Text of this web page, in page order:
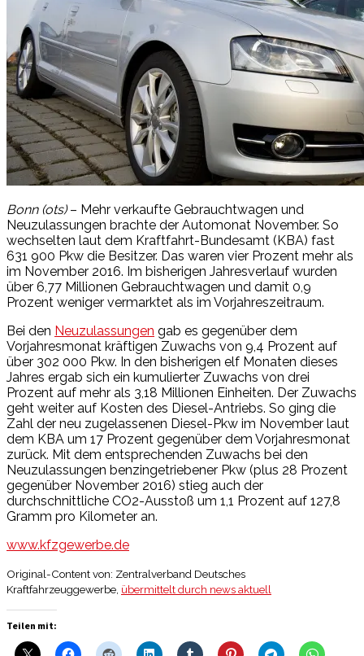
Bonn (ots)– Mehr verkaufte Gebrauchtwagen und
Neuzulassungen brachte der Automonat November. So
wechselten laut dem Kraftfahrt-Bundesamt (KBA) fast
631 900 Pkw die Besitzer. Das waren vier Prozent mehr als
im November 2016. Im bisherigen Jahresverlauf wurden
über 6,77 Millionen Gebrauchtwagen und damit 0,9
Prozent weniger vermarktet als im Vorjahreszeitraum.
Bei den Neuzulassungen gab es gegenüber dem
Vorjahresmonat kräftigen Zuwachs von 9,4 Prozent auf
über 302 000 Pkw. In den bisherigen elf Monaten dieses
Jahres ergab sich ein kumulierter Zuwachs von drei
Prozent auf mehr als 3,18 Millionen Einheiten. Der Zuwachs
geht weiter auf Kosten des Diesel-Antriebs. So ging die
Zahl der neu zugelassenen Diesel-Pkw im November laut
dem KBA um 17 Prozent gegenüber dem Vorjahresmonat
zurück. Mit dem entsprechenden Zuwachs bei den
Neuzulassungen benzingetriebener Pkw (plus 28 Prozent
gegenüber November 2016) stieg auch der
durchschnittliche CO2-Ausstoß um 1,1 Prozent auf 127,8
Gramm pro Kilometer an.
www.kfzgewerbe.de
Original-Content von: Zentralverband Deutsches
Kraftfahrzeuggewerbe, übermittelt durch news aktuell
Teilen mit: